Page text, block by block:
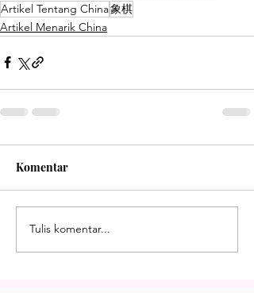
Artikel Tentang China象棋
Artikel Menarik China
Komentar
Tulis komentar...